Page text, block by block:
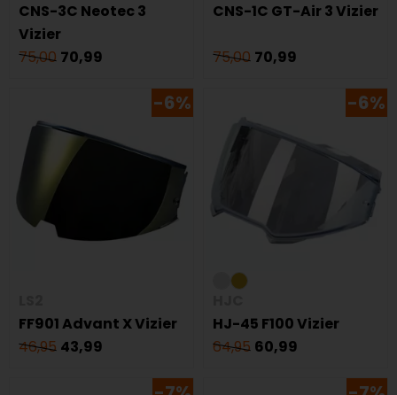
CNS-3C Neotec 3
Vizier
75,00 70,99
CNS-1C GT-Air 3 Vizier
75,00 70,99
-6%
FF901 Advant X Vizier
46,95 43,99
-6%
HJ-45 F100 Vizier
64,95 60,99